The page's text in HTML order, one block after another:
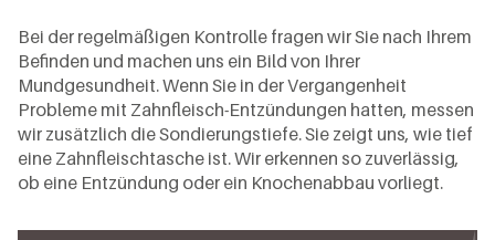
Bei der regelmäßigen Kontrolle fragen wir Sie nach Ihrem
Befinden und machen uns ein Bild von Ihrer
Mundgesundheit. Wenn Sie in der Vergangenheit
Probleme mit Zahnfleisch-Entzündungen hatten, messen
wir zusätzlich die Sondierungstiefe. Sie zeigt uns, wie tief
eine Zahnfleischtasche ist. Wir erkennen so zuverlässig,
ob eine Entzündung oder ein Knochenabbau vorliegt.